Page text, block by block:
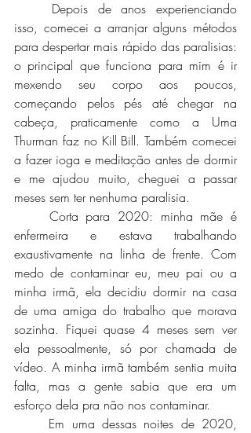
isso, comecei a arranjar alguns métodos
para despertar mais rápido das paralisias:
o principal que funciona para mim é ir
mexendo seu corpo aos poucos,
começando pelos pés até chegar na
cabeça, praticamente como a Uma
Thurman faz no Kill Bill. Também comecei
a fazer ioga e meditação antes de dormir
e me ajudou muito, cheguei a passar
meses sem ter nenhuma paralisia.
enfermeira e estava trabalhando
exaustivamente na linha de frente. Com
medo de contaminar eu, meu pai ou a
minha irmã, ela decidiu dormir na casa
de uma amiga do trabalho que morava
sozinha. Fiquei quase 4 meses sem ver
ela pessoalmente, só por chamada de
vídeo. A minha irmã também sentia muita
falta, mas a gente sabia que era um
esforço dela pra não nos contaminar.